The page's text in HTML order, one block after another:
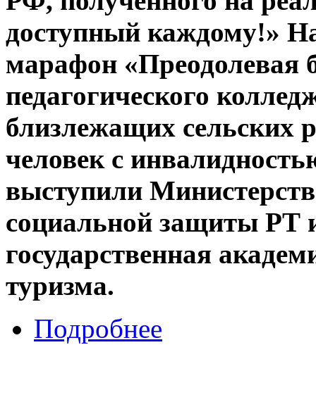
доступный каждому!»
марафон «Преодолевая
педагогического
близлежащих сельских
человек с
выступили
социальной защиты РТ
государственная
туризма.
Подробнее